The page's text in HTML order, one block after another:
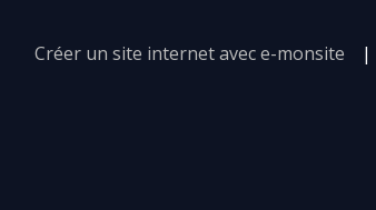
Créer un site internet avec e-monsite